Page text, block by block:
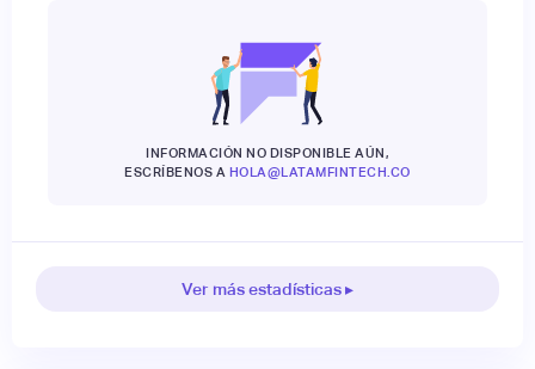
INFORMACIÓN NO DISPONIBLE AÚN,
ESCRÍBENOS A HOLA@LATAMFINTECH.CO
Ver más estadísticas ▸